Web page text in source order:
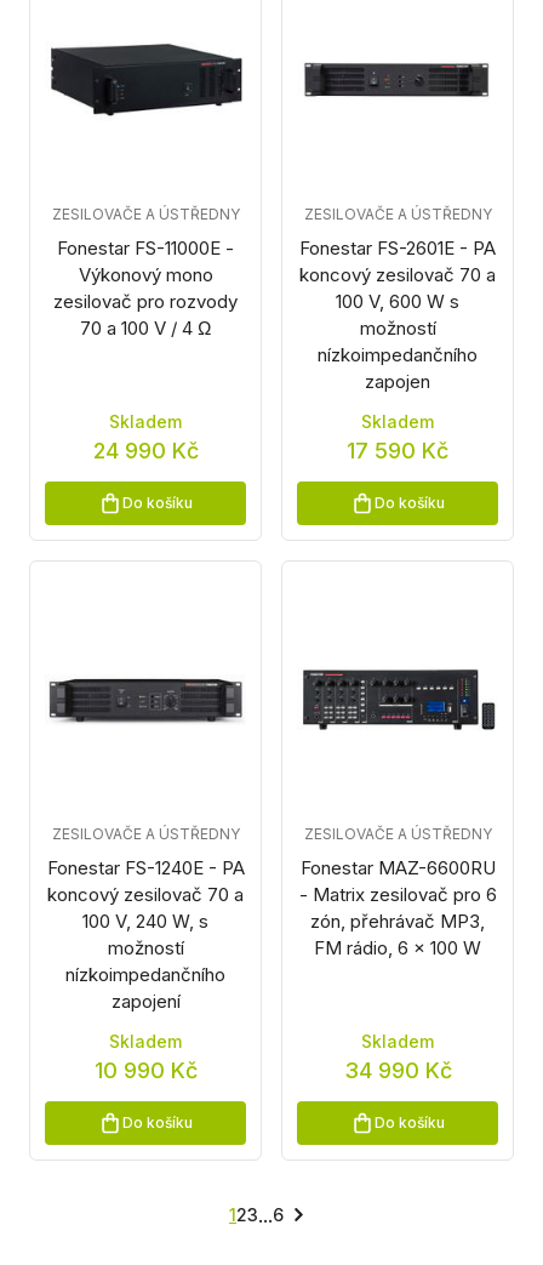
Fonestar FS-11000E -
Výkonový mono
zesilovač pro rozvody
70 a 100 V / 4 Ω
ZESILOVAČE A ÚSTŘEDNY
Skladem
24 990 Kč
Do košíku
Fonestar FS-2601E - PA
koncový zesilovač 70 a
100 V, 600 W s
možností
nízkoimpedančního
zapojen
ZESILOVAČE A ÚSTŘEDNY
Skladem
17 590 Kč
Do košíku
Fonestar FS-1240E - PA
koncový zesilovač 70 a
100 V, 240 W, s
možností
nízkoimpedančního
zapojení
ZESILOVAČE A ÚSTŘEDNY
Skladem
10 990 Kč
Do košíku
Fonestar MAZ-6600RU
- Matrix zesilovač pro 6
zón, přehrávač MP3,
FM rádio, 6 x 100 W
ZESILOVAČE A ÚSTŘEDNY
Skladem
34 990 Kč
Do košíku
123...6